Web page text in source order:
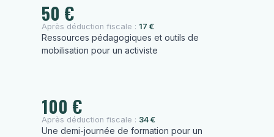
50 €
Après déduction fiscale : 17 €
Ressources pédagogiques et outils de
mobilisation pour un activiste
100 €
Après déduction fiscale : 34 €
Une demi-journée de formation pour un